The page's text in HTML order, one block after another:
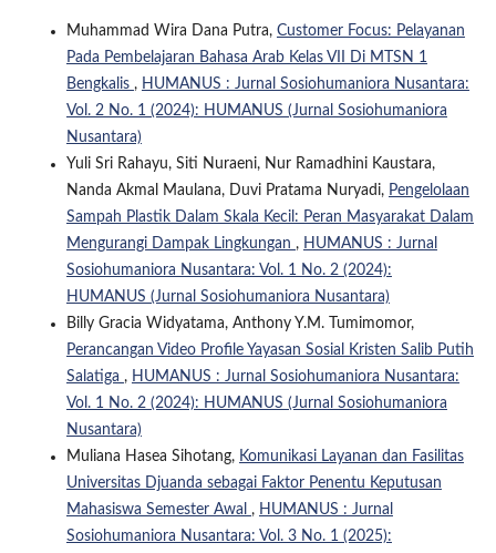
Muhammad Wira Dana Putra, Customer Focus: Pelayanan
Pada Pembelajaran Bahasa Arab Kelas VII Di MTSN 1
Bengkalis , HUMANUS : Jurnal Sosiohumaniora Nusantara:
Vol. 2 No. 1 (2024): HUMANUS (Jurnal Sosiohumaniora
Nusantara)
Yuli Sri Rahayu, Siti Nuraeni, Nur Ramadhini Kaustara,
Nanda Akmal Maulana, Duvi Pratama Nuryadi, Pengelolaan
Sampah Plastik Dalam Skala Kecil: Peran Masyarakat Dalam
Mengurangi Dampak Lingkungan , HUMANUS : Jurnal
Sosiohumaniora Nusantara: Vol. 1 No. 2 (2024):
HUMANUS (Jurnal Sosiohumaniora Nusantara)
Billy Gracia Widyatama, Anthony Y.M. Tumimomor,
Perancangan Video Profile Yayasan Sosial Kristen Salib Putih
Salatiga , HUMANUS : Jurnal Sosiohumaniora Nusantara:
Vol. 1 No. 2 (2024): HUMANUS (Jurnal Sosiohumaniora
Nusantara)
Muliana Hasea Sihotang, Komunikasi Layanan dan Fasilitas
Universitas Djuanda sebagai Faktor Penentu Keputusan
Mahasiswa Semester Awal , HUMANUS : Jurnal
Sosiohumaniora Nusantara: Vol. 3 No. 1 (2025):